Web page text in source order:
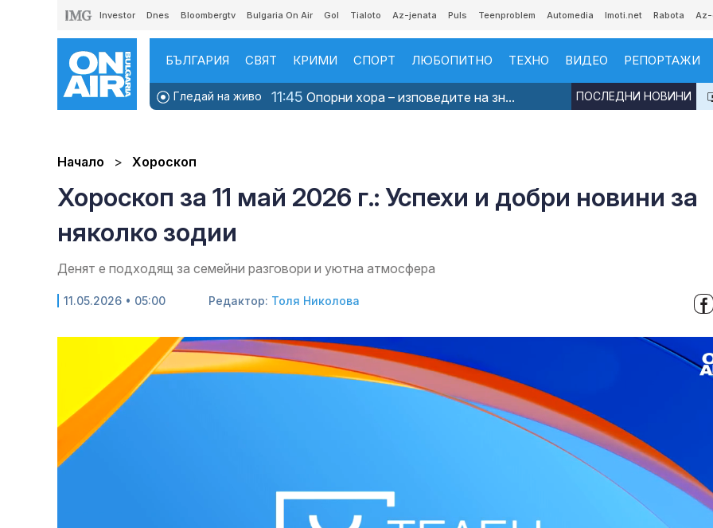
Investor Dnes Bloombergtv Bulgaria On Air Gol Tialoto Az-jenata Puls Teenproblem Automedia Imoti.net Rabota
БЪЛГАРИЯ СВЯТ КРИМИ СПОРТ ЛЮБОПИТНО ТЕХНО ВИДЕО РЕПОРТАЖИ
Гледай на живо 11:45 Опорни хора – изповедите на зн... ПОСЛЕДНИ НОВИНИ
Начало Хороскоп
Хороскоп за 11 май 2026 г.: Успехи и добри новини за
няколко зодии
Денят е подходящ за семейни разговори и уютна атмосфера
11.05.2026 • 05:00 Редактор: Толя Николова